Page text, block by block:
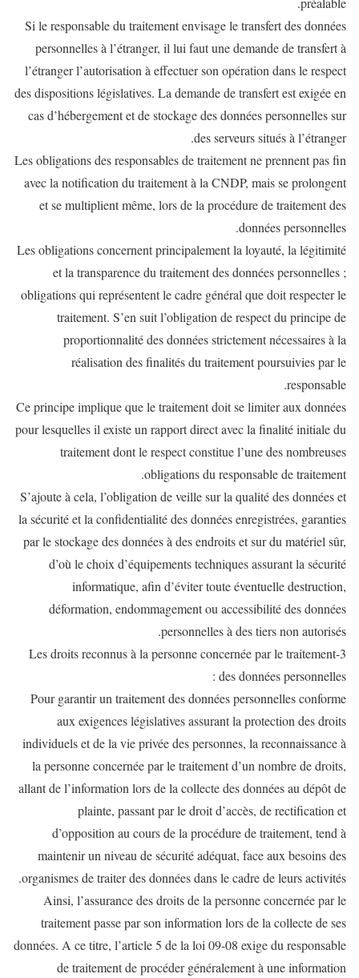
Si le responsable du traitement envisage le transfert des données
personnelles à l’étranger, il lui faut une demande de transfert à
l’étranger l’autorisation à effectuer son opération dans le respect
des dispositions législatives. La demande de transfert est exigée en
cas d’hébergement et de stockage des données personnelles sur
des serveurs situés à l’étranger.
Les obligations des responsables de traitement ne prennent pas fin
avec la notification du traitement à la CNDP, mais se prolongent
et se multiplient même, lors de la procédure de traitement des
données personnelles.
Les obligations concernent principalement la loyauté, la légitimité
et la transparence du traitement des données personnelles ;
obligations qui représentent le cadre général que doit respecter le
traitement. S’en suit l’obligation de respect du principe de
proportionnalité des données strictement nécessaires à la
réalisation des finalités du traitement poursuivies par le
responsable.
Ce principe implique que le traitement doit se limiter aux données
pour lesquelles il existe un rapport direct avec la finalité initiale du
traitement dont le respect constitue l’une des nombreuses
obligations du responsable de traitement.
S’ajoute à cela, l’obligation de veille sur la qualité des données et
la sécurité et la confidentialité des données enregistrées, garanties
par le stockage des données à des endroits et sur du matériel sûr,
d’où le choix d’équipements techniques assurant la sécurité
informatique, afin d’éviter toute éventuelle destruction,
déformation, endommagement ou accessibilité des données
personnelles à des tiers non autorisés.
3-Les droits reconnus à la personne concernée par le traitement
des données personnelles :
Pour garantir un traitement des données personnelles conforme
aux exigences législatives assurant la protection des droits
individuels et de la vie privée des personnes, la reconnaissance à
la personne concernée par le traitement d’un nombre de droits,
allant de l’information lors de la collecte des données au dépôt de
plainte, passant par le droit d’accès, de rectification et
d’opposition au cours de la procédure de traitement, tend à
maintenir un niveau de sécurité adéquat, face aux besoins des
organismes de traiter des données dans le cadre de leurs activités.
Ainsi, l’assurance des droits de la personne concernée par le
traitement passe par son information lors de la collecte de ses
données. A ce titre, l’article 5 de la loi 09-08 exige du responsable
de traitement de procéder généralement à une information